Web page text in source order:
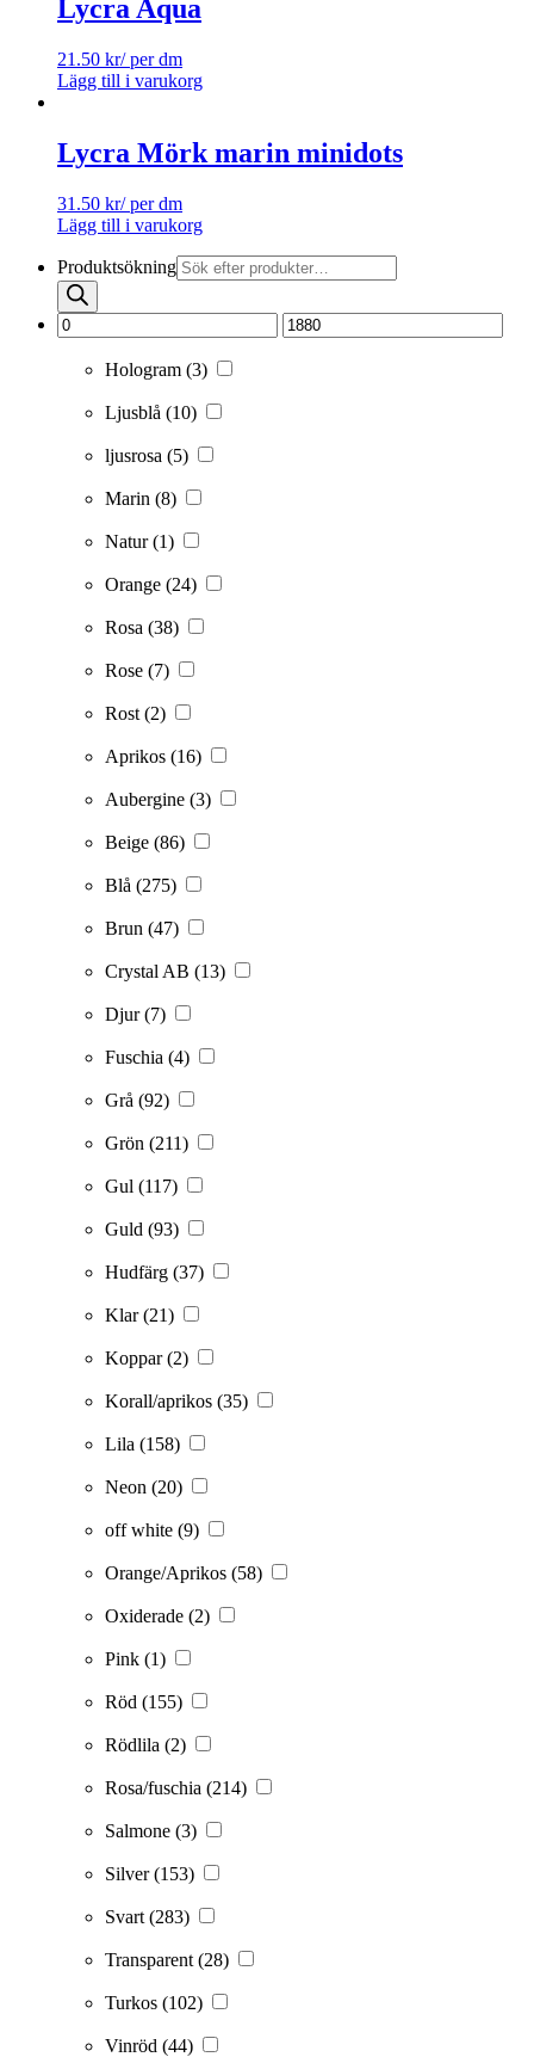
Lycra Aqua
21.50 kr/ per dm
Lägg till i varukorg
Lycra Mörk marin minidots
31.50 kr/ per dm
Lägg till i varukorg
Produktsökning
Hologram (3)
Ljusblå (10)
ljusrosa (5)
Marin (8)
Natur(1)
Orange (24)
Rosa (38)
Rose (7)
Rost (2)
Aprikos (16)
Aubergine (3)
Beige (86)
Blå (275)
Brun (47)
Crystal AB (13)
Djur(7)
Fuschia (4)
Grå (92)
Grön (211)
Gul (117)
Guld (93)
Hudfärg (37)
Klar(21)
Koppar(2)
Korall/aprikos (35)
Lila (158)
Neon (20)
off white (9)
Orange/Aprikos (58)
Oxiderade (2)
Pink (1)
Röd (155)
Rödlila (2)
Rosa/fuschia (214)
Salmone (3)
Silver(153)
Svart (283)
Transparent (28)
Turkos (102)
Vinröd (44)